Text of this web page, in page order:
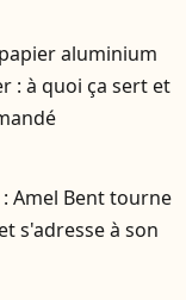
aluminium
: à quoi ça sert et
Amel Bent tourne
s'adresse à son